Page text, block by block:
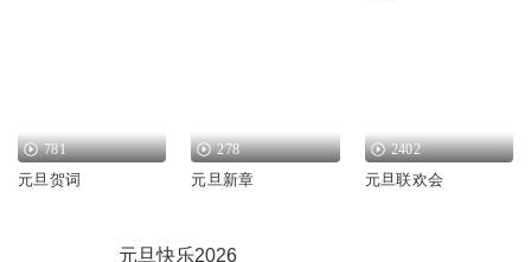
781
元旦贺词
278
元旦新章
2402
元旦联欢会
元旦快乐2026